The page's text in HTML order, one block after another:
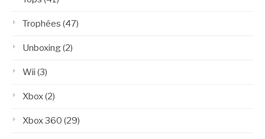
Trophées (47)
Unboxing(2)
Wii (3)
Xbox(2)
Xbox 360 (29)